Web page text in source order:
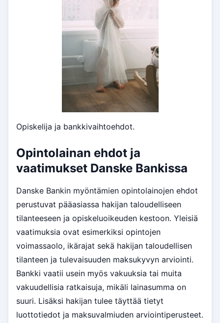
Opiskelija ja bankkivaihtoehdot.
Opintolainan ehdot ja
vaatimukset Danske Bankissa
Danske Bankin myöntämien opintolainojen ehdot
perustuvat pääasiassa hakijan taloudelliseen
tilanteeseen ja opiskeluoikeuden kestoon. Yleisiä
vaatimuksia ovat esimerkiksi opintojen
voimassaolo, ikärajat sekä hakijan taloudellisen
tilanteen ja tulevaisuuden maksukyvyn arviointi.
Bankki vaatii usein myös vakuuksia tai muita
vakuudellisia ratkaisuja, mikäli lainasumma on
suuri. Lisäksi hakijan tulee täyttää tietyt
luottotiedot ja maksuvalmiuden arviointiperusteet.